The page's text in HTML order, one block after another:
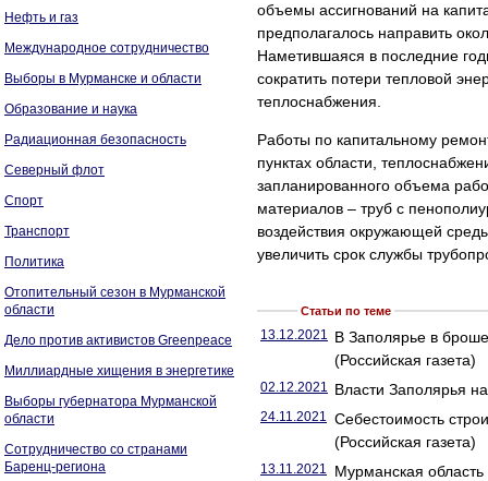
Нефть и газ
Международное сотрудничество
Выборы в Мурманске и области
Образование и наука
Радиационная безопасность
Северный флот
Спорт
Транспорт
Политика
Отопительный сезон в Мурманской
области
Дело против активистов Greenpeace
Миллиардные хищения в энергетике
Выборы губернатора Мурманской
области
Сотрудничество со странами
Баренц-региона
объемы ассигнований на
предполагалось направить
Наметившаяся в последние
сократить потери тепловой
теплоснабжения.
Работы по капитальному
пунктах области,
запланированного объема
материалов – труб с
воздействия окружающей
увеличить срок службы
Статьи по теме
13.12.2021 В Заполярье в
(Российская газета)
02.12.2021 Власти Заполярья
24.11.2021 Себестоимость
(Российская газета)
13.11.2021 Мурманская